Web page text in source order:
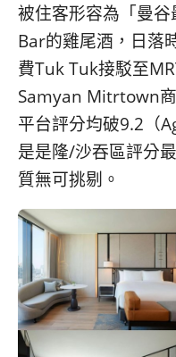
被住客形容為「曼
Bar的雞尾酒，日落
費Tuk Tuk接駁至
Samyan Mitrtown
平台評分均破9.2（
是是隆/沙吞區評分
質無可挑剔。